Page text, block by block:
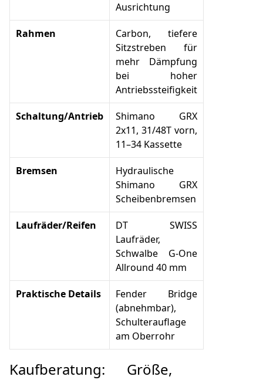
Ausrichtung
Rahmen
Carbon, tiefere
Sitzstreben für
mehr Dämpfung
bei hoher
Antriebssteifigkeit
Schaltung/Antrieb
Shimano GRX
2x11, 31/48T vorn,
11–34 Kassette
Bremsen
Hydraulische
Shimano GRX
Scheibenbremsen
Laufräder/Reifen
DT SWISS
Laufräder,
Schwalbe G-One
Allround 40 mm
Praktische Details
Fender Bridge
(abnehmbar),
Schulterauflage
am Oberrohr
Kaufberatung: Größe,